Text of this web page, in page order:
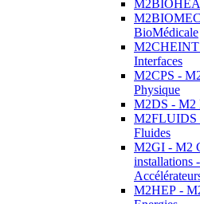
M2BIOHEA
BioMédicale
M2CHEINT
Interfaces
M2CPS -
Physique
M2DS - M2
M2FLUIDS
Fluides
M2GI - M2
installations
M2HEP -